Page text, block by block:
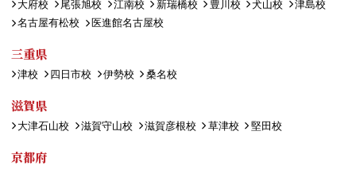
大府校 尾張旭校 江南校 新瑞橋校 豊川校 犬山校
津島校
名古屋有松校
医進館名古屋校
三重県
津校 四日市校 伊勢校 桑名校
滋賀県
大津石山校 滋賀守山校 滋賀彦根校 草津校 堅田校
京都府